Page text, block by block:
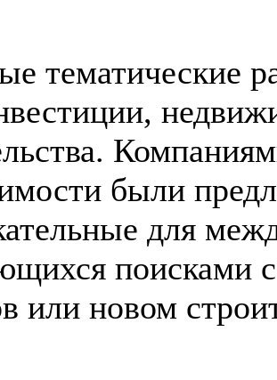
тематические
были
для
поисками
или новом